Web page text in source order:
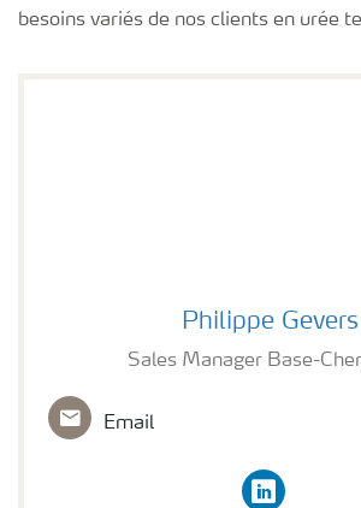
besoins variés de nos clients en urée
Philippe Gevers
Sales Manager Base-
Email
linkedin